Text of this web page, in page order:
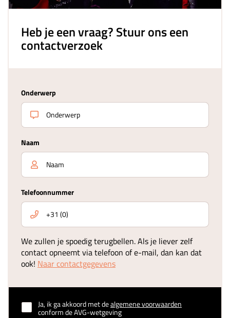
Heb je een vraag? Stuur ons een
contactverzoek
Onderwerp
Naam
Telefoonnummer
We zullen je spoedig terugbellen. Als je liever zelf
contact opneemt via telefoon of e-mail, dan kan dat
ook! Naar contactgegevens
Ja, ik ga akkoord met dealgemene voorwaarden
conform de AVG-wetgeving